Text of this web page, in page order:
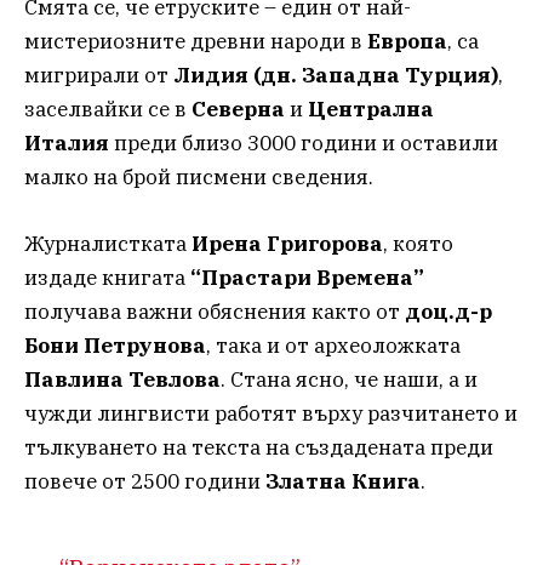
Смята се, че етруските – един от най-
мистериозните древни народи в Европа, са
мигрирали от Лидия (дн. Западна Турция),
заселвайки се в Северна и Централна
Италия преди близо 3000 години и оставили
малко на брой писмени сведения.
Журналистката Ирена Григорова, която
издаде книгата “Прастари Времена”
получава важни обяснения както от доц.д-р
Бони Петрунова, така и от археоложката
Павлина Тевлова. Стана ясно, че наши, а и
чужди лингвисти работят върху разчитането и
тълкуването на текста на създадената преди
повече от 2500 години Златна Книга.